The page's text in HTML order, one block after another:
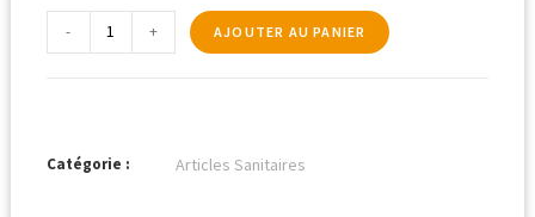
- + AJOUTER AU PANIER
Catégorie : Articles Sanitaires